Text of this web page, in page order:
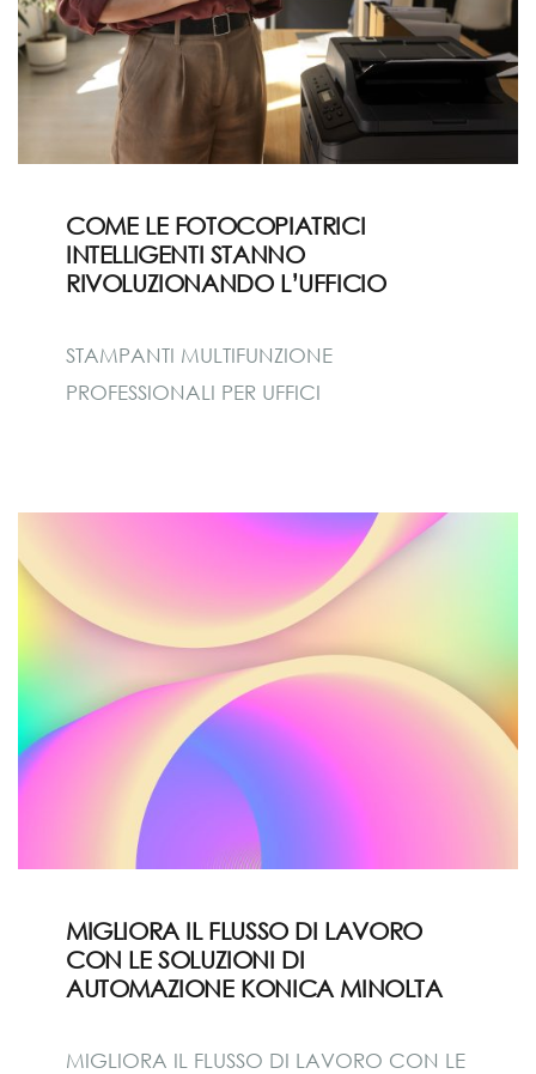
COME LE FOTOCOPIATRICI
INTELLIGENTI STANNO
RIVOLUZIONANDO L’UFFICIO
STAMPANTI MULTIFUNZIONE
PROFESSIONALI PER UFFICI
MIGLIORA IL FLUSSO DI LAVORO
CON LE SOLUZIONI DI
AUTOMAZIONE KONICA MINOLTA
MIGLIORA IL FLUSSO DI LAVORO CON LE